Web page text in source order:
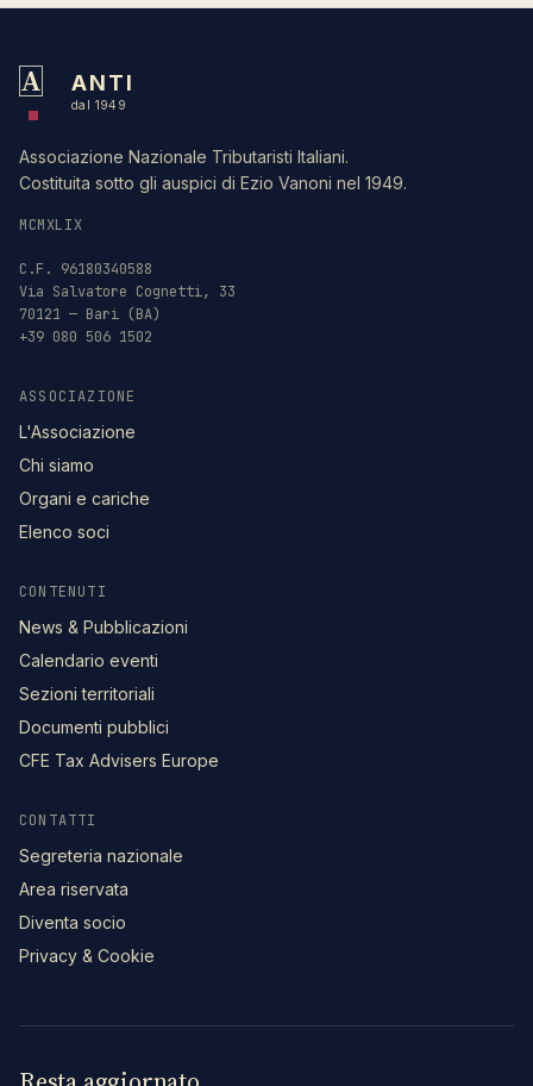
A ANTI
dal 1949
Associazione Nazionale Tributaristi Italiani.
Costituita sotto gli auspici di Ezio Vanoni nel 1949.
MCMXLIX
C.F. 96180340588
Via Salvatore Cognetti, 33
70121 — Bari (BA)
+39 080 506 1502
ASSOCIAZIONE
L'Associazione
Chi siamo
Organi e cariche
Elenco soci
CONTENUTI
News & Pubblicazioni
Calendario eventi
Sezioni territoriali
Documenti pubblici
CFE Tax Advisers Europe
CONTATTI
Segreteria nazionale
Area riservata
Diventa socio
Privacy & Cookie